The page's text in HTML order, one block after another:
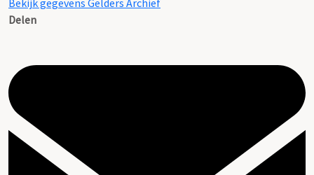
Bekijk gegevens Gelders Archief
Delen